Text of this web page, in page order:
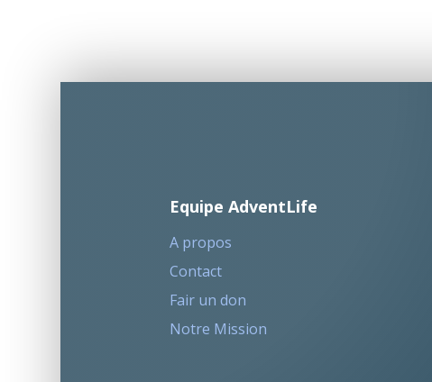
Equipe AdventLife
A propos
Contact
Fair un don
Notre Mission